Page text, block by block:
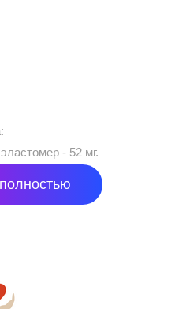
- 52 мг.